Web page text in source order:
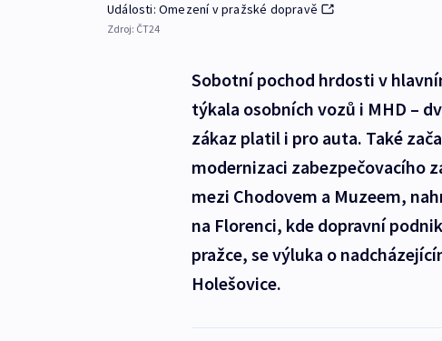
Události: Omezení v pražské dopravě
Zdroj: ČT24
Sobotní pochod hrdosti v
týkala osobních vozů i MHD –
zákaz platil i pro auta. Také
modernizaci zabezpečovacího
mezi Chodovem a Muzeem,
na Florenci, kde dopravní
pražce, se výluka o
Holešovice.